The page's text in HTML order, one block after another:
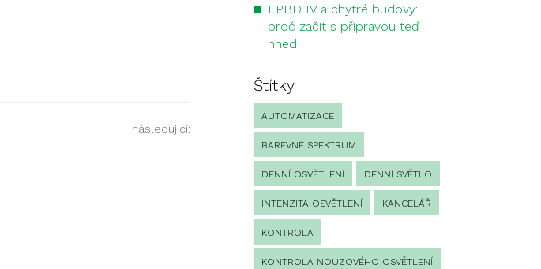
následující:
EPBD IV a chytré budovy:
proč začít s přípravou teď
hned
Štítky
AUTOMATIZACE
BAREVNÉ SPEKTRUM
DENNÍ OSVĚTLENÍ DENNÍ SVĚTLO
INTENZITA OSVĚTLENÍ KANCELÁŘ
KONTROLA
KONTROLA NOUZOVÉHO OSVĚTLENÍ